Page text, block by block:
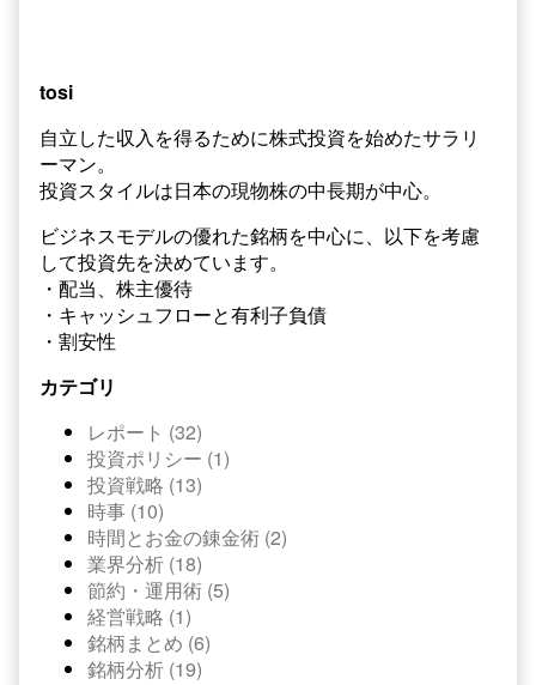
tosi
自立した収入を得るために株式投資を始めたサラリ
ーマン。
投資スタイルは日本の現物株の中長期が中心。
ビジネスモデルの優れた銘柄を中心に、以下を考慮
して投資先を決めています。
・配当、株主優待
・キャッシュフローと有利子負債
・割安性
カテゴリ
レポート (32)
投資ポリシー (1)
投資戦略 (13)
時事 (10)
時間とお金の錬金術 (2)
業界分析 (18)
節約・運用術 (5)
経営戦略 (1)
銘柄まとめ (6)
銘柄分析 (19)